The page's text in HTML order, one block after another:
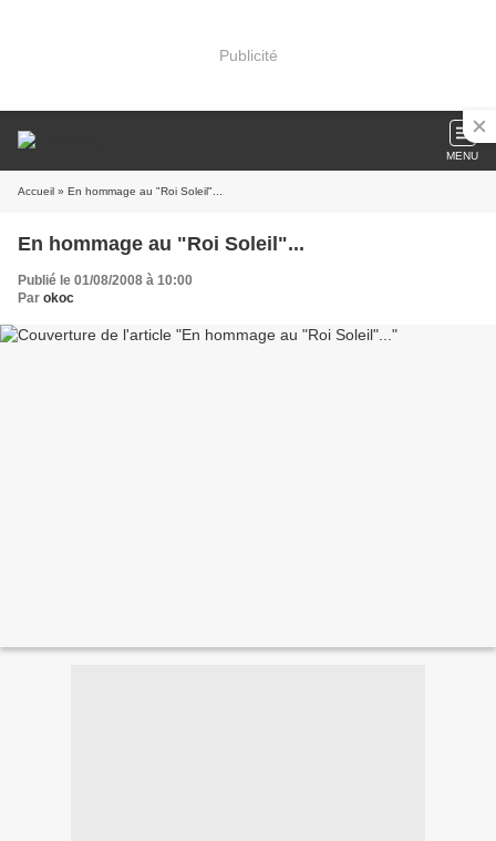
Publicité
MENU
Accueil » En hommage au "Roi Soleil"...
En hommage au "Roi Soleil"...
Publié le 01/08/2008 à 10:00
Par okoc